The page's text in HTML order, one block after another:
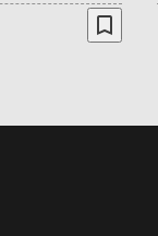
bookmark_border